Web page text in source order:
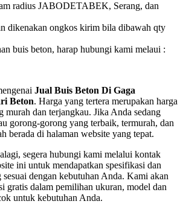
radius JABODETABEK, Serang, dan
dikenakan ongkos kirim bila dibawah qty
buis beton, harap hubungi kami melaui :
Jual Buis Beton Di Gaga
Beton. Harga yang tertera merupakan harga
murah dan terjangkau. Jika Anda sedang
gorong-gorong yang terbaik, termurah, dan
berada di halaman website yang tepat.
segera hubungi kami melalui kontak
ini untuk mendapatkan spesifikasi dan
sesuai dengan kebutuhan Anda. Kami akan
gratis dalam pemilihan ukuran, model dan
untuk kebutuhan Anda.